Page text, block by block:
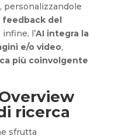
personalizzandole
feedback del
l’AI integra la
e/o video,
più coinvolgente
ricerca
sfrutta